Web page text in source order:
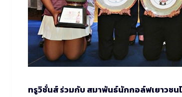
ทรูวิชั่นส์ ร่วมกับ สมาพันธ์นักกอล์ฟเยาวช